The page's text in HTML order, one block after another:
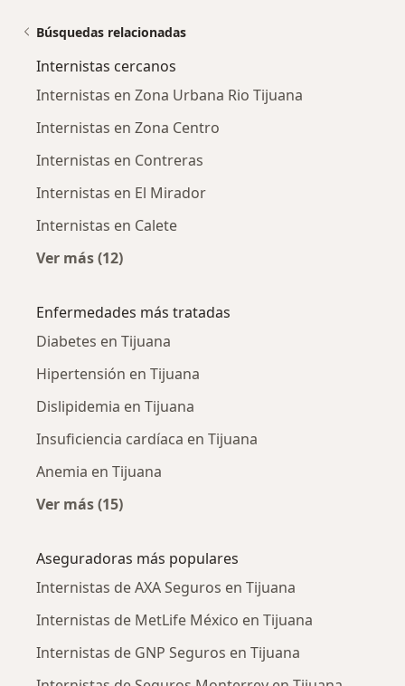
Búsquedas relacionadas
Internistas cercanos
Internistas en Zona Urbana Rio Tijuana
Internistas en Zona Centro
Internistas en Contreras
Internistas en El Mirador
Internistas en Calete
Ver más (12)
Enfermedades más tratadas
Diabetes en Tijuana
Hipertensión en Tijuana
Dislipidemia en Tijuana
Insuficiencia cardíaca en Tijuana
Anemia en Tijuana
Ver más (15)
Aseguradoras más populares
Internistas de AXA Seguros en Tijuana
Internistas de MetLife México en Tijuana
Internistas de GNP Seguros en Tijuana